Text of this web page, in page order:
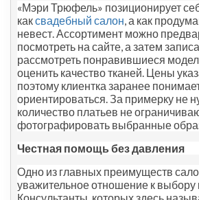
«Мэри Трюфель» позиционирует
каксвадебный салон, а как
невест. Ассортимент можно
посмотреть на сайте, а затем
рассмотреть понравившиеся
оценить качество тканей. Цены
поэтому клиентка заранее
ориентироваться. За примерку не
количество платьев не
фотографировать выбранные
Честная помощь без давления
Одно из главных преимуществ
уважительное отношение к выбору